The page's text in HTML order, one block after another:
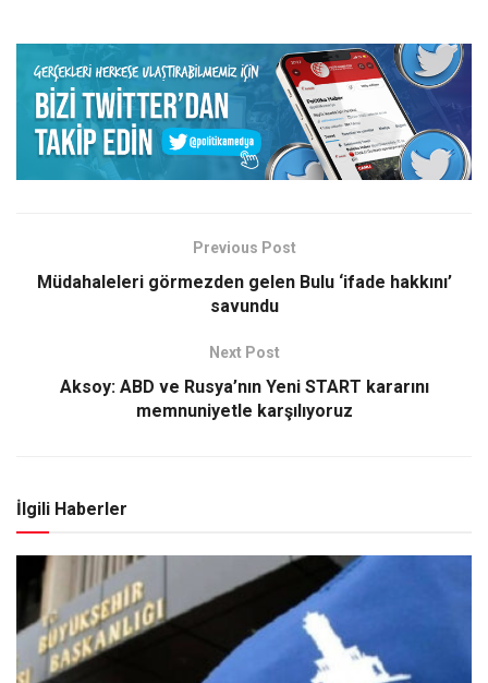
Previous Post
Müdahaleleri görmezden gelen Bulu ‘ifade hakkını’
savundu
Next Post
Aksoy: ABD ve Rusya’nın Yeni START kararını
memnuniyetle karşılıyoruz
İlgili Haberler